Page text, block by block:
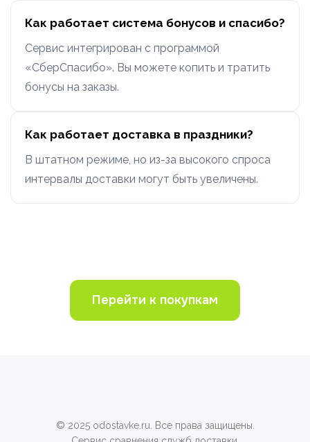
Как работает система бонусов и спасибо?
Сервис интегрирован с программой
«СберСпасибо». Вы можете копить и тратить
бонусы на заказы.
Как работает доставка в праздники?
В штатном режиме, но из-за высокого спроса
интервалы доставки могут быть увеличены.
Перейти к покупкам
© 2025 odostavke.ru. Все права защищены.